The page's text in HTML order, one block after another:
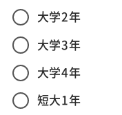
大学2年
大学3年
大学4年
短大1年